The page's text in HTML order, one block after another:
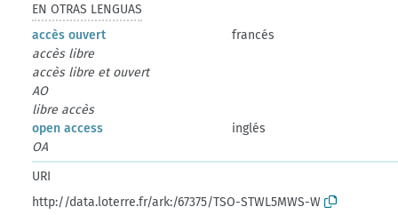
EN OTRAS LENGUAS
accès ouvert
francés
accès libre
accès libre et ouvert
AO
libre accès
open access
inglés
OA
URI
http://data.loterre.fr/ark:/67375/TSO-STWL5MWS-W